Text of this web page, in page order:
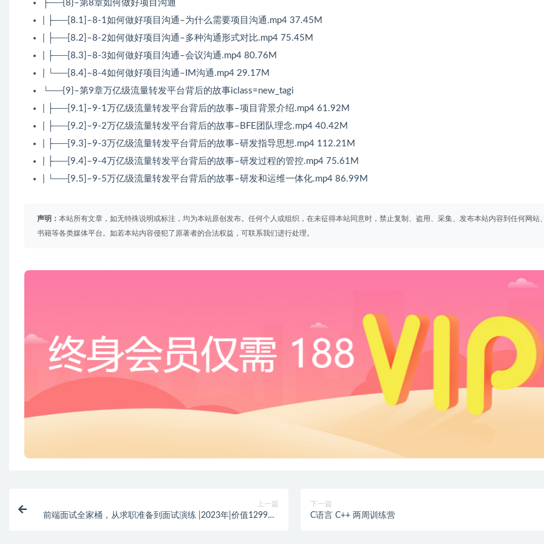
├──{8}–第8章如何做好项目沟通
| ├──[8.1]–8-1如何做好项目沟通–为什么需要项目沟通.mp4 37.45M
| ├──[8.2]–8-2如何做好项目沟通–多种沟通形式对比.mp4 75.45M
| ├──[8.3]–8-3如何做好项目沟通–会议沟通.mp4 80.76M
| └──[8.4]–8-4如何做好项目沟通–IM沟通.mp4 29.17M
└──{9}–第9章万亿级流量转发平台背后的故事iclass=new_tagi
| ├──[9.1]–9-1万亿级流量转发平台背后的故事–项目背景介绍.mp4 61.92M
| ├──[9.2]–9-2万亿级流量转发平台背后的故事–BFE团队理念.mp4 40.42M
| ├──[9.3]–9-3万亿级流量转发平台背后的故事–研发指导思想.mp4 112.21M
| ├──[9.4]–9-4万亿级流量转发平台背后的故事–研发过程的管控.mp4 75.61M
| └──[9.5]–9-5万亿级流量转发平台背后的故事–研发和运维一体化.mp4 86.99M
声明： 本站所有文章，如无特殊说明或标注，均为本站原创发布。任何个人或组织，在未征得本站同意时，禁止复制、盗用、采集、发布本站内容到任何网站
书籍等各类媒体平台。如若本站内容侵犯了原著者的合法权益，可联系我们进行处理。
上一篇
前端面试全家桶，从求职准备到面试演练 |2023年|价值1299元|
下一篇
C语言 C++ 两周训练营